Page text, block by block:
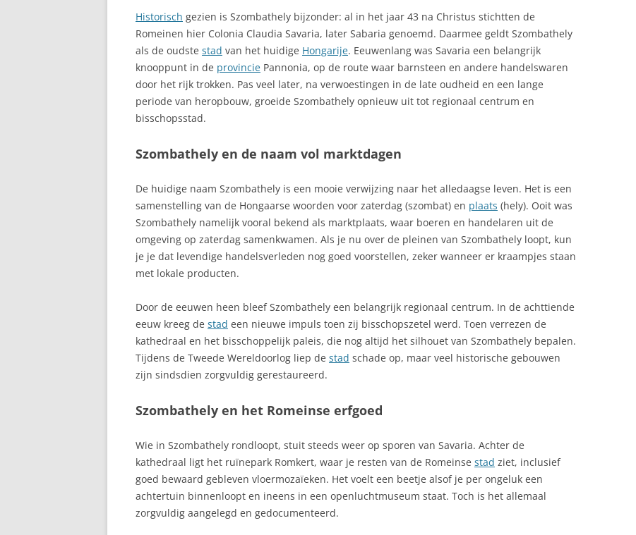
Historisch gezien is Szombathely bijzonder: al in het jaar 43 na Christus stichtten de
Romeinen hier Colonia Claudia Savaria, later Sabaria genoemd. Daarmee geldt Szombathely
als de oudste stad van het huidige Hongarije. Eeuwenlang was Savaria een belangrijk
knooppunt in de provincie Pannonia, op de route waar barnsteen en andere handelswaren
door het rijk trokken. Pas veel later, na verwoestingen in de late oudheid en een lange
periode van heropbouw, groeide Szombathely opnieuw uit tot regionaal centrum en
bisschopsstad.
Szombathely en de naam vol marktdagen
De huidige naam Szombathely is een mooie verwijzing naar het alledaagse leven. Het is een
samenstelling van de Hongaarse woorden voor zaterdag (szombat) en plaats (hely). Ooit was
Szombathely namelijk vooral bekend als marktplaats, waar boeren en handelaren uit de
omgeving op zaterdag samenkwamen. Als je nu over de pleinen van Szombathely loopt, kun
je je dat levendige handelsverleden nog goed voorstellen, zeker wanneer er kraampjes staan
met lokale producten.
Door de eeuwen heen bleef Szombathely een belangrijk regionaal centrum. In de achttiende
eeuw kreeg de stad een nieuwe impuls toen zij bisschopszetel werd. Toen verrezen de
kathedraal en het bisschoppelijk paleis, die nog altijd het silhouet van Szombathely bepalen.
Tijdens de Tweede Wereldoorlog liep de stad schade op, maar veel historische gebouwen
zijn sindsdien zorgvuldig gerestaureerd.
Szombathely en het Romeinse erfgoed
Wie in Szombathely rondloopt, stuit steeds weer op sporen van Savaria. Achter de
kathedraal ligt het ruïnepark Romkert, waar je resten van de Romeinse stad ziet, inclusief
goed bewaard gebleven vloermozaïeken. Het voelt een beetje alsof je per ongeluk een
achtertuin binnenloopt en ineens in een openluchtmuseum staat. Toch is het allemaal
zorgvuldig aangelegd en gedocumenteerd.